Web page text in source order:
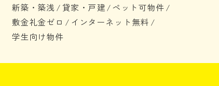
新築・築浅 / 貸家・戸建/ ペット可物件 /
敷金礼金ゼロ / インターネット無料 /
学生向け物件